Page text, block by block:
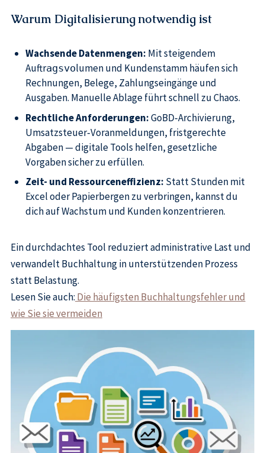
Warum Digitalisierung notwendig ist
Wachsende Datenmengen: Mit steigendem
Auftragsvolumen und Kundenstamm häufen sich
Rechnungen, Belege, Zahlungseingänge und
Ausgaben. Manuelle Ablage führt schnell zu Chaos.
Rechtliche Anforderungen:GoBD‑Archivierung,
Umsatzsteuer‑Voranmeldungen, fristgerechte
Abgaben — digitale Tools helfen, gesetzliche
Vorgaben sicher zu erfüllen.
Zeit- und Ressourceneffizienz: Statt Stunden mit
Excel oder Papierbergen zu verbringen, kannst du
dich auf Wachstum und Kunden konzentrieren.
Ein durchdachtes Tool reduziert administrative Last und
verwandelt Buchhaltung in unterstützenden Prozess
statt Belastung.
Lesen Sie auch: Die häufigsten Buchhaltungsfehler und
wie Sie sie vermeiden